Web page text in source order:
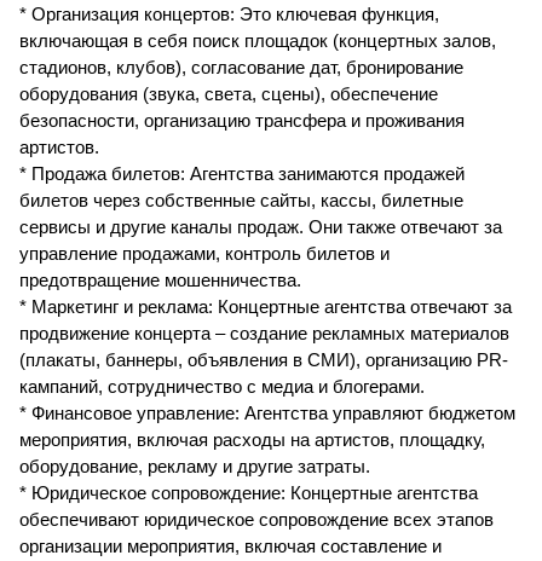
* Организация концертов: Это ключевая функция,
включающая в себя поиск площадок (концертных залов,
стадионов, клубов), согласование дат, бронирование
оборудования (звука, света, сцены), обеспечение
безопасности, организацию трансфера и проживания
артистов.
* Продажа билетов: Агентства занимаются продажей
билетов через собственные сайты, кассы, билетные
сервисы и другие каналы продаж. Они также отвечают за
управление продажами, контроль билетов и
предотвращение мошенничества.
* Маркетинг и реклама: Концертные агентства отвечают за
продвижение концерта – создание рекламных материалов
(плакаты, баннеры, объявления в СМИ), организацию PR-
кампаний, сотрудничество с медиа и блогерами.
* Финансовое управление: Агентства управляют бюджетом
мероприятия, включая расходы на артистов, площадку,
оборудование, рекламу и другие затраты.
* Юридическое сопровождение: Концертные агентства
обеспечивают юридическое сопровождение всех этапов
организации мероприятия, включая составление и